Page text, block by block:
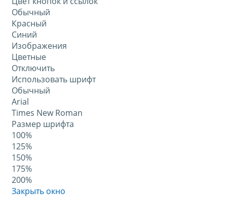
Обычный
Красный
Синий
Изображения
Цветные
Отключить
Использовать шрифт
Обычный
Arial
Times New Roman
Размер шрифта
100%
125%
150%
175%
200%
Закрыть окно